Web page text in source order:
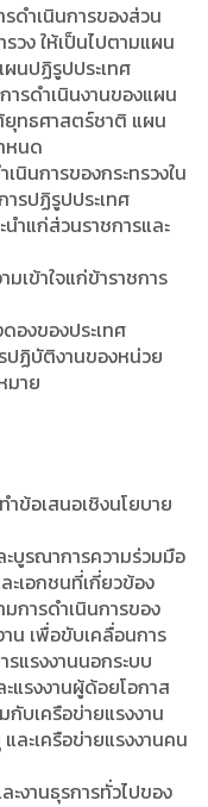
ดำเนินการของส่วน
วง ให้เป็นไปตามแผน
นปฏิรูปประเทศ
รดำเนินงานของแผน
ทธศาสตร์ชาติ แผน
หนด
นินการของกระทรวงใน
รปฏิรูปประเทศ
นำแก่ส่วนราชการและ
เข้าใจแก่ข้าราชการ
องของประเทศ
ฏิบัติงานของหน่วย
มาย
ข้อเสนอเชิงนโยบาย
ะบูรณาการความร่วมมือ
เอกชนที่เกี่ยวข้อง
การดำเนินการของ
น เพื่อขับเคลื่อนการ
แรงงานนอกระบบ
แรงงานผู้ด้อยโอกาส
กับเครือข่ายแรงงาน
ละเครือข่ายแรงงานคน
งานธุรการทั่วไปของ